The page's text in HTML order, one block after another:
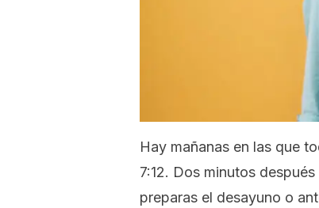
Hay mañanas en las que
7:12. Dos minutos
preparas el desayuno o